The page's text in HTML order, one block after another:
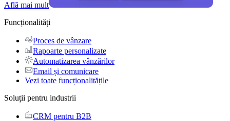
Află mai mult
Funcționalități
Proces de vânzare
Rapoarte personalizate
Automatizarea vânzărilor
Email și comunicare
Vezi toate funcționalitățile
Soluții pentru industrii
CRM pentru B2B